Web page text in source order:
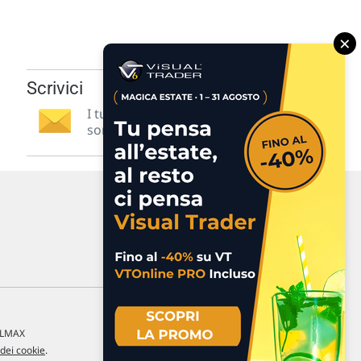
Scrivici
I tuoi suggerimenti per noi
sono preziosi e molto utili! »
cookie.
×